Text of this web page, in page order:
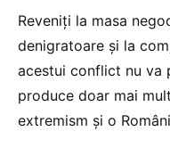
Reveniți la masa
denigratoare și la
acestui conflict nu va
produce doar mai
extremism și o